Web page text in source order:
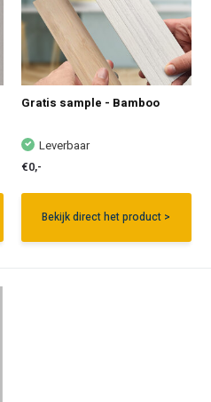
Gratis sample - Bamboo
Leverbaar
€0,-
Bekijk direct het product >